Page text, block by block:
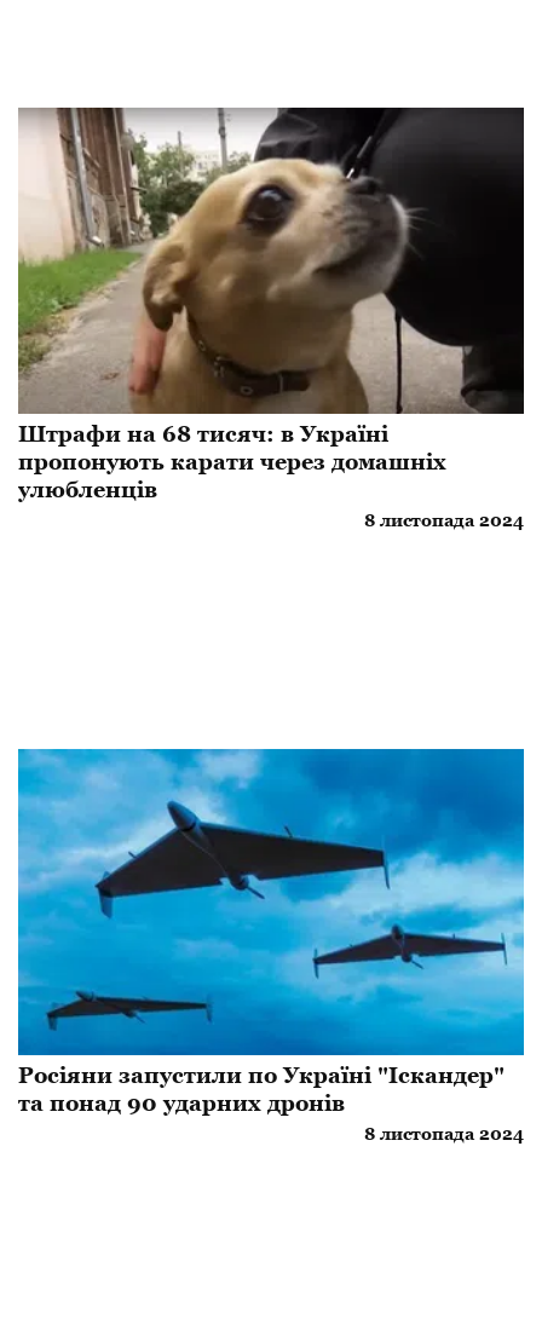
Штрафи на 68 тисяч: в Україні
пропонують карати через домашніх
улюбленців
8 листопада 2024
Росіяни запустили по Україні "Іскандер"
та понад 90 ударних дронів
8 листопада 2024